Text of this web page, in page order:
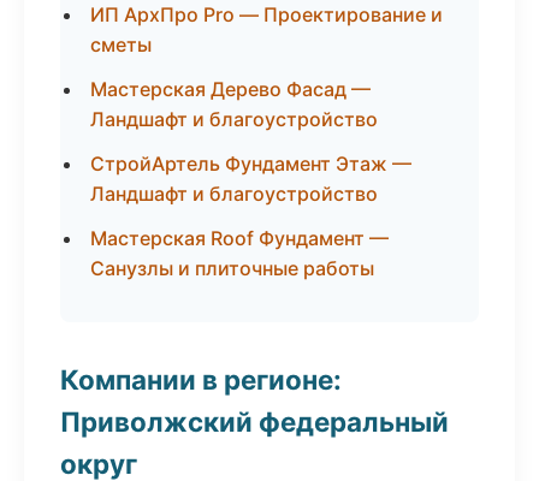
ИП АрхПро Pro — Проектирование и
сметы
Мастерская Дерево Фасад —
Ландшафт и благоустройство
СтройАртель Фундамент Этаж —
Ландшафт и благоустройство
Мастерская Roof Фундамент —
Санузлы и плиточные работы
Компании в регионе:
Приволжский федеральный
округ